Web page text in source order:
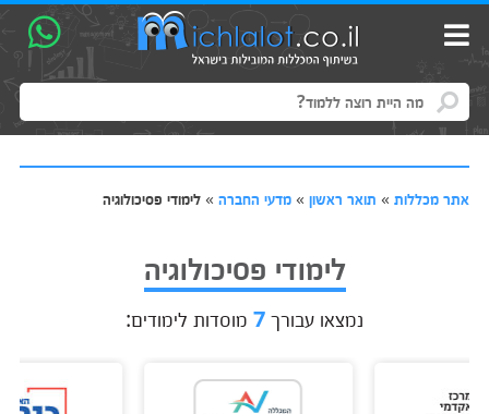
אתר מכללות» תואר ראשון» מדעי החברה» לימודי פסיכולוגיה
לימודי פסיכולוגיה
נמצאו עבורך7 מוסדות לימודים: